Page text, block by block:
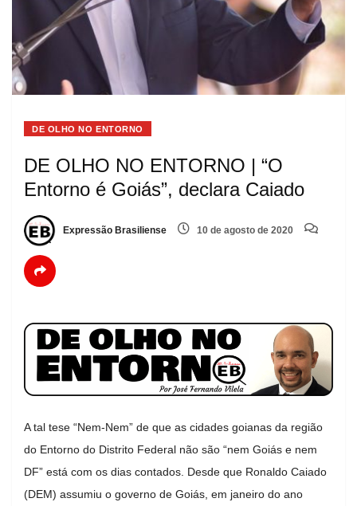
DE OLHO NO ENTORNO
DE OLHO NO ENTORNO | “O
Entorno é Goiás”, declara Caiado
Expressão Brasiliense 10 de agosto de 2020
A tal tese “Nem-Nem” de que as cidades goianas da região
do Entorno do Distrito Federal não são “nem Goiás e nem
DF” está com os dias contados. Desde que Ronaldo Caiado
(DEM) assumiu o governo de Goiás, em janeiro do ano